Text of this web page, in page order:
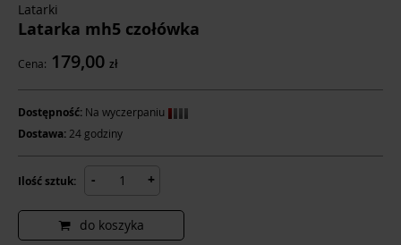
Latarki
Latarka mh5 czołówka
Cena: 179,00 zł
Dostępność: Na wyczerpaniu
Dostawa: 24 godziny
Ilość sztuk: - +
do koszyka